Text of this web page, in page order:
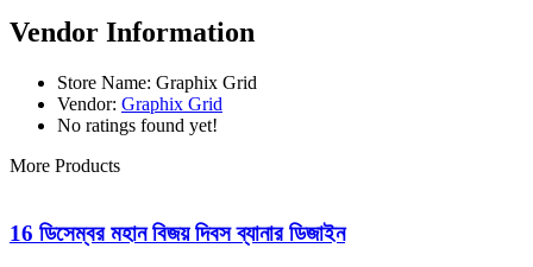
Vendor Information
Store Name: Graphix Grid
Vendor: Graphix Grid
No ratings found yet!
More Products
16 ডিসেম্বর মহান বিজয় দিবস ব্যানার ডিজাইন